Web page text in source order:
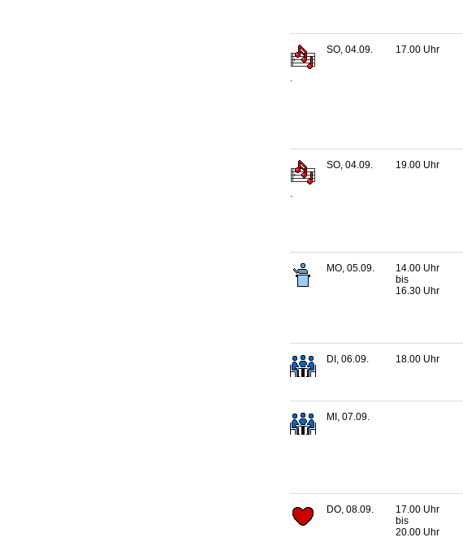
.
SO, 04.09. 17.00 Uhr
.
SO, 04.09. 19.00 Uhr
MO, 05.09.
14.00 Uhr
bis
16.30 Uhr
DI, 06.09. 18.00 Uhr
MI, 07.09.
DO, 08.09.
17.00 Uhr
bis
20.00 Uhr